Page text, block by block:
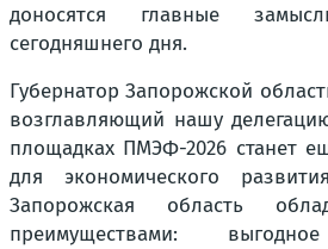
доносятся главные
сегодняшнего дня.
Губернатор Запорожской
возглавляющий нашу
площадках ПМЭФ-2026 станет
для экономического
Запорожская область
преимуществами: